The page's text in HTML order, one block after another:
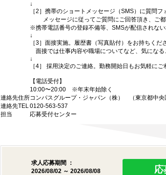
↓
［2］携帯のショートメッセージ（SMS）に質問フ
メッセージに従ってご質問にご回答頂き、ご都
※携帯電話番号の登録不備等、SMSが配信されな
↓
［3］面接実施。履歴書（写真貼付）をお持ちくだ
面接では仕事内容や職場についてなど、気になる
↓
［4］ 採用決定のご連絡。勤務開始日もお気軽にご
【電話受付】
10:00〜20:00 ※年末年始除く
連絡先住所コンパスグループ・ジャパン（株） （東京都中
連絡先TEL0120-563-537
担当
応募受付センター
求人応募期間 ：
2026/08/02 ～ 2026/08/08
応